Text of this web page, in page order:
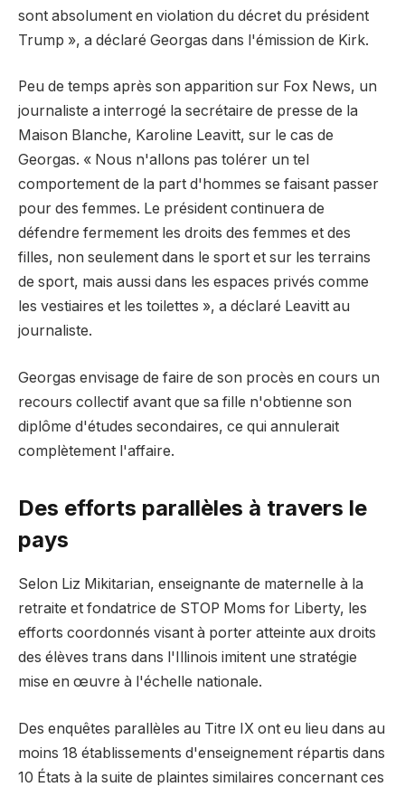
sont absolument en violation du décret du président
Trump », a déclaré Georgas dans l'émission de Kirk.
Peu de temps après son apparition sur Fox News, un
journaliste a interrogé la secrétaire de presse de la
Maison Blanche, Karoline Leavitt, sur le cas de
Georgas. « Nous n'allons pas tolérer un tel
comportement de la part d'hommes se faisant passer
pour des femmes. Le président continuera de
défendre fermement les droits des femmes et des
filles, non seulement dans le sport et sur les terrains
de sport, mais aussi dans les espaces privés comme
les vestiaires et les toilettes », a déclaré Leavitt au
journaliste.
Georgas envisage de faire de son procès en cours un
recours collectif avant que sa fille n'obtienne son
diplôme d'études secondaires, ce qui annulerait
complètement l'affaire.
Des efforts parallèles à travers le
pays
Selon Liz Mikitarian, enseignante de maternelle à la
retraite et fondatrice de STOP Moms for Liberty, les
efforts coordonnés visant à porter atteinte aux droits
des élèves trans dans l'Illinois imitent une stratégie
mise en œuvre à l'échelle nationale.
Des enquêtes parallèles au Titre IX ont eu lieu dans au
moins 18 établissements d'enseignement répartis dans
10 États à la suite de plaintes similaires concernant ces